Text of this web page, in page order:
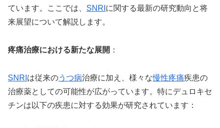
ています。ここでは、 SNRI に関する最新の研究動向と将
来展望について解説します。
疼痛治療における新たな展開 ：
SNRI は従来のうつ病治療に加え、様々な慢性疼痛疾患の
治療薬としての可能性が広がっています。特にデュロキセ
チンは以下の疾患に対する効果が研究されています：